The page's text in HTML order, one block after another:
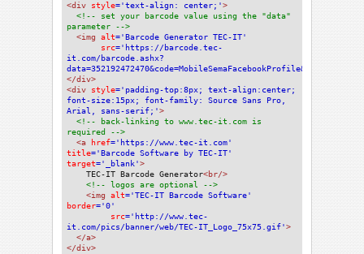
<div style='text-align: center;'>
<!-- set your barcode value using the "data"
parameter -->
<img alt='Barcode Generator TEC-IT'
src='https://barcode.tec-
it.com/barcode.ashx?
</div>
<div style='padding-top:8px; text-align:center;
font-size:15px; font-family: Source Sans Pro,
Arial, sans-serif;'>
<!-- back-linking to www.tec-it.com is
required -->
<a href='https://www.tec-it.com'
title='Barcode Software by TEC-IT'
target='_blank'>
TEC-IT Barcode Generator<br/>
<!-- logos are optional -->
<img alt='TEC-IT Barcode Software'
border='0'
src='http://www.tec-
it.com/pics/banner/web/TEC-IT_Logo_75x75.gif'>
</a>
</div>